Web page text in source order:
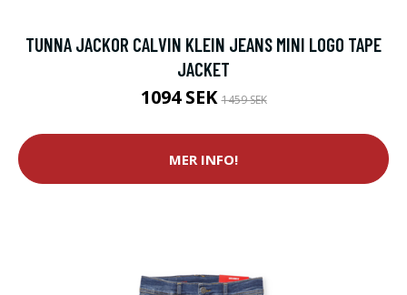
TUNNA JACKOR CALVIN KLEIN JEANS MINI LOGO TAPE
JACKET
1094 SEK1459 SEK
MER INFO!